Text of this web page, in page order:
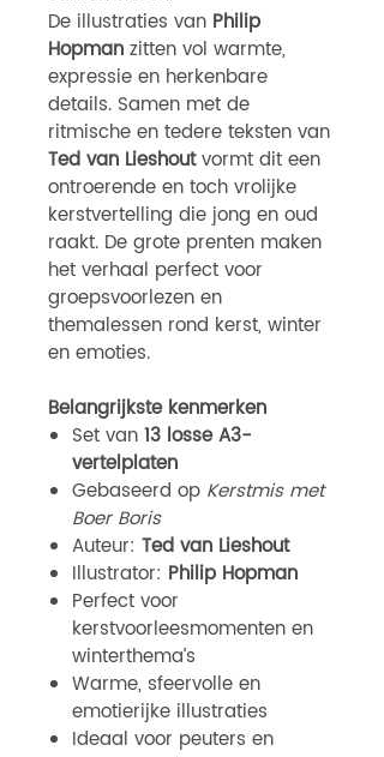
De illustraties van Philip
Hopman zitten vol warmte,
expressie en herkenbare
details. Samen met de
ritmische en tedere teksten van
Ted van Lieshoutvormt dit een
ontroerende en toch vrolijke
kerstvertelling die jong en oud
raakt. De grote prenten maken
het verhaal perfect voor
groepsvoorlezen en
themalessen rond kerst, winter
en emoties.
Belangrijkste kenmerken
Set van 13 losse A3-
vertelplaten
Gebaseerd op Kerstmis met
Boer Boris
Auteur: Ted van Lieshout
Illustrator: Philip Hopman
Perfect voor
kerstvoorleesmomenten en
winterthema’s
Warme, sfeervolle en
emotierijke illustraties
Ideaal voor peuters en